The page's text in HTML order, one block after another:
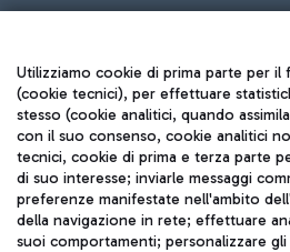
Fast Food
all'aeroporto.
Treno
Raggiungi velocemente
tramite i servizi ferroviari Trenitalia.
Seguici sui social
TRAVEL
ITA
Utilizziamo cookie di prima parte per
(cookie tecnici), per effettuare
stesso (cookie analitici, quando
con il suo consenso, cookie analitici
tecnici, cookie di prima e terza parte
di suo interesse; inviarle messaggi
preferenze manifestate nell'ambito
della navigazione in rete; effettuare
suoi comportamenti; personalizzare